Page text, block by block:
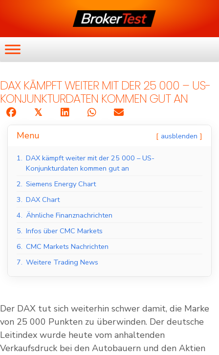
DAX KÄMPFT WEITER MIT DER 25 000 – US-
KONJUNKTURDATEN KOMMEN GUT AN
𝕏
Menu ausblenden
1. DAX kämpft weiter mit der 25 000 – US-
Konjunkturdaten kommen gut an
2. Siemens Energy Chart
3. DAX Chart
4. Ähnliche Finanznachrichten
5. Infos über CMC Markets
6. CMC Markets Nachrichten
7. Weitere Trading News
Der DAX tut sich weiterhin schwer damit, die Marke
von 25 000 Punkten zu überwinden. Der deutsche
Leitindex wurde heute vom anhaltenden
Verkaufsdruck bei den Autobauern und den Aktien